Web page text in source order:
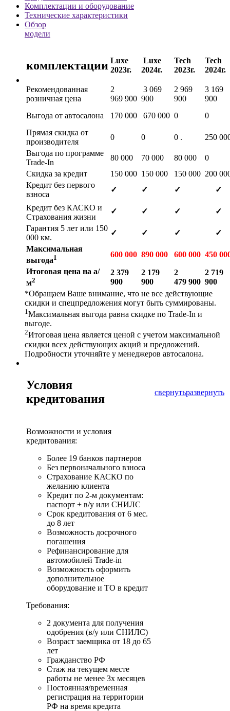
Комплектации и оборудование
Технические характеристики
Обзор
модели
комплектации Luxe
2023г.
Luxe
2024г.
Tech
2023г.
Tech
2024г.
Рекомендованная
розничная цена
2
969 900
3 069
900
2 969
900
3 169
900
Выгода от автосалона
170 000 670 000 0
0
Прямая скидка от
производителя
0 0 0 .
250
Выгода по программе
Trade-In
80 000 70 000 80 000
0
Скидка за кредит
150 000 150 000 150 000 200
Кредит без первого
взноса
✓ ✓ ✓ ✓
Кредит без КАСКО и
Страхования жизни
✓ ✓ ✓
✓
Гарантия 5 лет или 150
000 км.
✓ ✓ ✓
✓
Максимальная
выгода1 600 000 890 000 600 000 450
Итоговая цена на а/
м2
2 379
900
2 179
900
2
479 900
2 719
900
*Обращаем Ваше внимание, что не все действующие
скидки и спецпредложения могут быть суммированы.
1 Максимальная выгода равна скидке по Trade-In и
выгоде.
2Итоговая цена является ценой с учетом максимальной
скидки всех действующих акций и предложений.
Подробности уточняйте у менеджеров автосалона.
Условия
кредитования
свернутьразвернуть
Возможности и условия
кредитования:
Более 19 банков партнеров
Без первоначального взноса
Страхование КАСКО по
желанию клиента
Кредит по 2-м документам:
паспорт + в/у или СНИЛС
Срок кредитования от 6 мес.
до 8 лет
Возможность досрочного
погашения
Рефинансирование для
автомобилей Trade-in
Возможность оформить
дополнительное
оборудование и ТО в кредит
Требования:
2 документа для получения
одобрения (в/у или СНИЛС)
Возраст заемщика от 18 до 65
лет
Гражданство РФ
Стаж на текущем месте
работы не менее 3х месяцев
Постоянная/временная
регистрация на территории
РФ на время кредита